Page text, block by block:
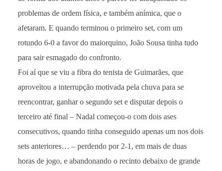
problemas de ordem física, e também anímica, que o
afetaram. E quando terminou o primeiro set, com um
rotundo 6-0 a favor do maiorquino, João Sousa tinha tudo
para sair esmagado do confronto.
Foi aí que se viu a fibra do tenista de Guimarães, que
aproveitou a interrupção motivada pela chuva para se
reencontrar, ganhar o segundo set e disputar depois o
terceiro até final – Nadal começou-o com dois ases
consecutivos, quando tinha conseguido apenas um nos dois
sets anteriores… – perdendo por 2-1, em mais de duas
horas de jogo, e abandonando o recinto debaixo de grande